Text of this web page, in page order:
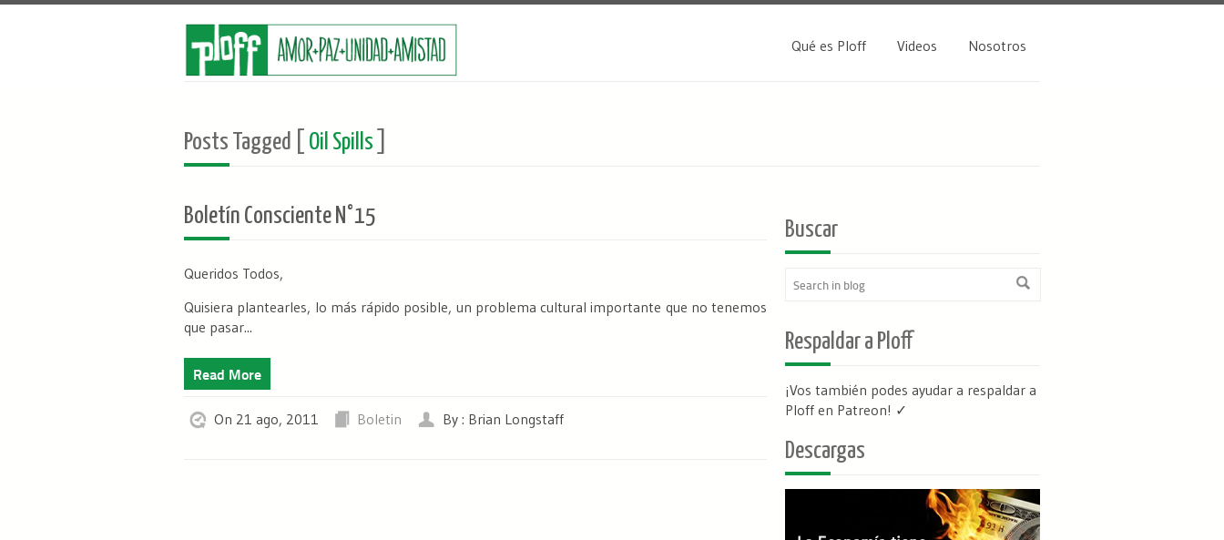
Qué es Ploff Videos Nosotros
Posts Tagged [ Oil Spills
Boletín Consciente N°15
Queridos Todos,
Quisiera plantearles, lo más rápido posible, un problema cultural importante que no tenemos
que pasar...
Read More
On 21 ago, 2011 Boletin By : Brian Longstaff
Buscar
Respaldar a Ploff
¡Vos también podes ayudar a respaldar a
Ploff en Patreon! ✓
Descargas